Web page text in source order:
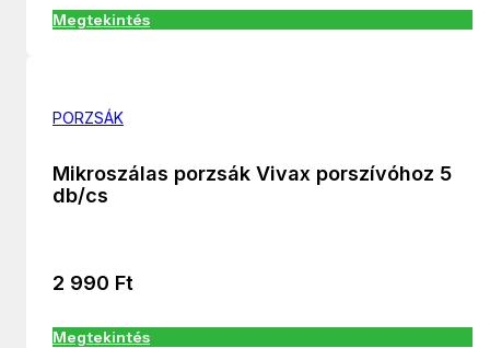
Megtekintés
PORZSÁK
Mikroszálas porzsák Vivax porszívóhoz 5
db/cs
2 990 Ft
Megtekintés